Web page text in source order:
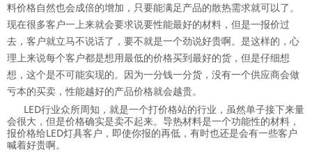
料价格自然也会成倍的增加，只要能满足产品的散热需求就可以了。
现在很多客户一上来就会要求说要性能最好的材料，但是一报价过
去，客户就立马不说话了，要不就是一个劲说好贵啊。是这样的，心
理上来说每个客户都是想用最低的价格买到最好的货，但是仔细想
想，这个是不可能实现的。因为一分钱一分货，没有一个供应商会做
亏本的买卖，性能越好的产品价格就会越贵。
LED行业众所周知，就是一个打价格站的行业，虽然单子接下来量
会很大，但是价格确实是卖不起来。导热材料是一个功能性的材料，
报价格给LED灯具客户，即使你报的再低，有时也还是会有一些客户
喊着好贵啊。